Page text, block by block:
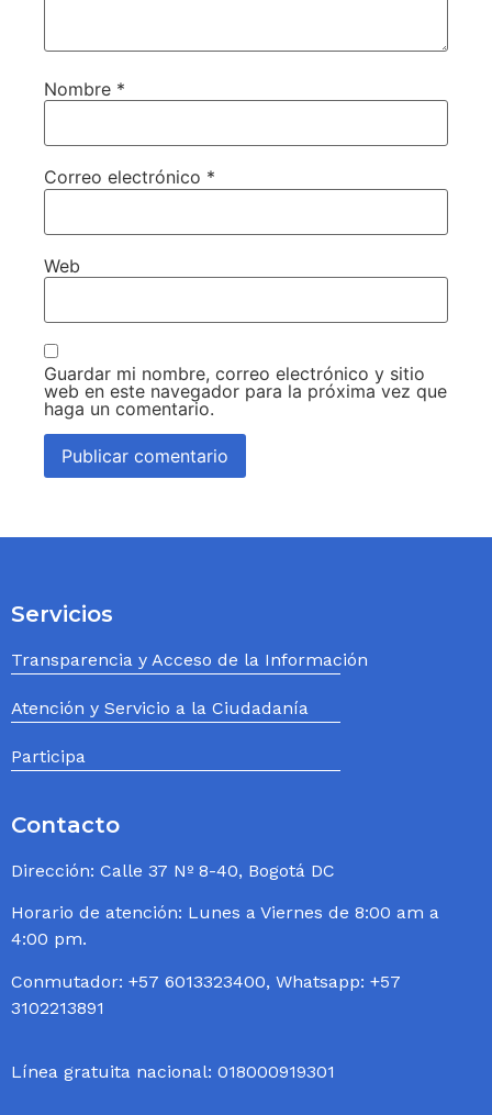
Nombre *
Correo electrónico *
Web
Guardar mi nombre, correo electrónico y sitio
web en este navegador para la próxima vez que
haga un comentario.
Servicios
Transparencia y Acceso de la Información
Atención y Servicio a la Ciudadanía
Participa
Contacto
Dirección: Calle 37 Nº 8-40, Bogotá DC
Horario de atención: Lunes a Viernes de 8:00 am a
4:00 pm.
Conmutador: +57 6013323400, Whatsapp: +57
3102213891
Línea gratuita nacional: 018000919301